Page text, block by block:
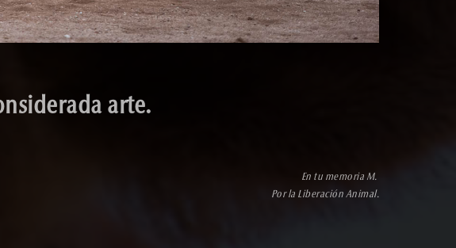
arte.
En tu memoria M.
Por la Liberación Animal.